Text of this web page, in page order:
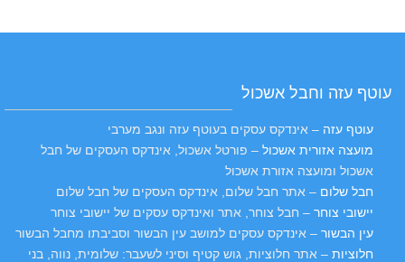
עוטף עזה וחבל אשכול
עוטף עזה – אינדקס עסקים בעוטף עזה ונגב מערבי
מועצה אזורית אשכול – פורטל אשכול, אינדקס העסקים של חבל
אשכול ומועצה אזורת אשכול
חבל שלום – אתר חבל שלום, אינדקס העסקים של חבל שלום
יישובי צוחר – חבל צוחר, אתר ואינדקס עסקים של יישובי צוחר
עין הבשור – אינדקס עסקים למושב עין הבשור וסביבתו מחבל הבשור
חלוציות – אתר חלוציות, גוש קטיף וסיני לשעבר: שלומית, נווה, בני